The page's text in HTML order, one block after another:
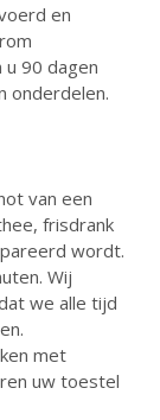
en
90 dagen
onderdelen.
van een
frisdrank
wordt.
Wij
we alle tijd
met
uw toestel